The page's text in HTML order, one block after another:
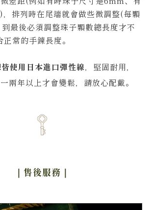
排列時在尾端就會做些微調整(每顆
最後必須調整珠子顆數總長度才不
常的手鍊長度。
使用日本進口彈性線，堅固耐用，
兩年以上才會變鬆，請放心配戴。
｜售後服務 ｜